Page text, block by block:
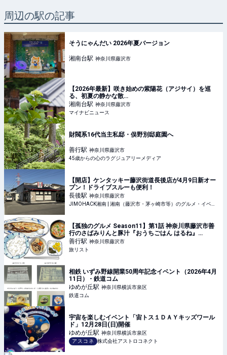
周辺の駅の記事
そうにゃんだい 2026年夏バージョン
湘南台駅 神奈川県藤沢市
【2026年最新】咲き始めの紫陽花（アジサイ）を巡
る、初夏の静かな散…
湘南台駅 神奈川県藤沢市
マイナビニュース
財閥系16代当主私邸・俣野別邸庭園へ
善行駅 神奈川県藤沢市
45歳からの心のラグジュアリーメディア
【開店】ケンタッキー藤沢街道長後店が4月9日新オー
プン！ドライブスルーも便利！
長後駅 神奈川県藤沢市
【孤独のグルメ Season11】第1話 神奈川県藤沢市善
行のさばみりんと豚汁『おうちごはん はるね』
2026/4/3放送|旅リスト
善行駅 神奈川県藤沢市
旅リスト
相鉄 いずみ野線開業50周年記念イベント（2026年4月
11日） - 鉄道コム
ゆめが丘駅 神奈川県横浜市泉区
鉄道コム
宇宙を楽しむイベント「宙トス１ＤＡＹキッズワール
ド」12月28日(日)開催
ゆめが丘駅 神奈川県横浜市泉区
アスコネ
株式会社アストロコネクト